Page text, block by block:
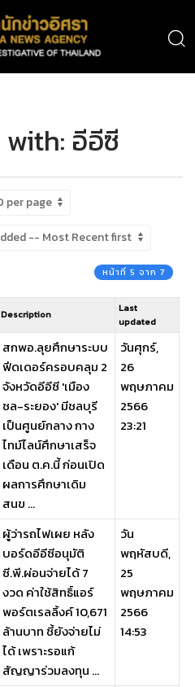
อีอีซี
หน้าที่ 5 จาก 7
Description
Last
updated
สกพอ.ลุยศึกษาระบบ
ฟีดเดอร์ครอบคลุม 2
จังหวัดอีอีซี 'เมือง
ชล-ระยอง' มีชลบุรี
เป็นศูนย์กลาง กาง
ไทม์ไลน์ศึกษาเสร็จ
เดือน ต.ค.นี้ ก่อนเปิด
ผลการศึกษาเดิม
สนข ...
วันศุกร์,
26
พฤษภาคม
2566
23:21
ผู้ว่ารถไฟเผย หลัง
บอร์ดอีอีซีอนุมัติ
ซี.พี.ผ่อนจ่ายได้ 7
งวด ค่าใช้สิทธิ์แอร์
พอร์ตเรลลิ้งค์ 10,671
ล้านบาท ชี้ยังจ่ายไม่
ได้ เพราะรอแก้
สัญญาร่วมลงทุน ...
วัน
พฤหัสบดี,
25
พฤษภาคม
2566
14:53